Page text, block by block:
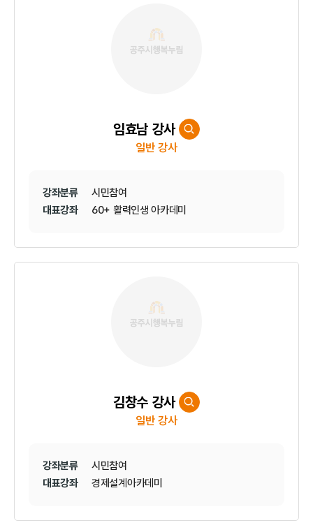
임효남 강사
일반 강사
강좌분류
시민참여
대표강좌
60+ 활력인생 아카데미
김창수 강사
일반 강사
강좌분류
시민참여
대표강좌
경제설계아카데미